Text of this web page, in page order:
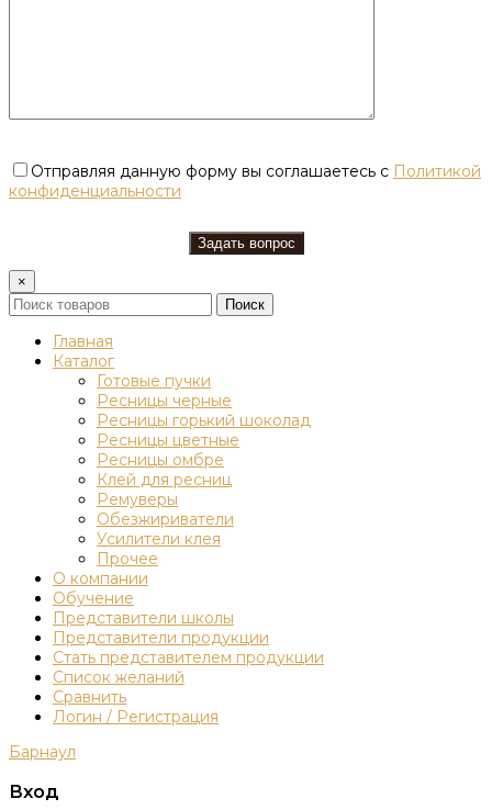
Отправляя данную форму вы соглашаетесь с Политикой
конфиденциальности
×
Поиск
Главная
Каталог
Готовые пучки
Ресницы черные
Ресницы горький шоколад
Ресницы цветные
Ресницы омбре
Клей для ресниц
Ремуверы
Обезжириватели
Усилители клея
Прочее
О компании
Обучение
Представители школы
Представители продукции
Стать представителем продукции
Список желаний
Сравнить
Логин / Регистрация
Барнаул
Вход